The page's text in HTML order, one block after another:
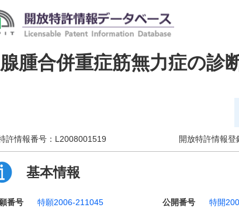
腫合併重症筋無力症の診
許情報番号： L2008001519 開放特許情報登
基本情報
番号 特願2006-211045 公開番号 特開